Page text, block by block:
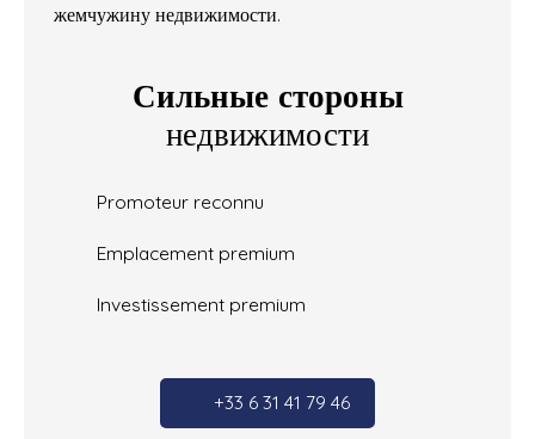
жемчужину недвижимости.
Сильные стороны
недвижимости
Promoteur reconnu
Emplacement premium
Investissement premium
+33 6 31 41 79 46